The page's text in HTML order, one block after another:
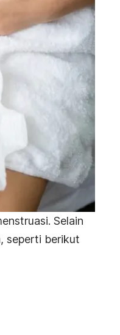
Selain
seperti berikut